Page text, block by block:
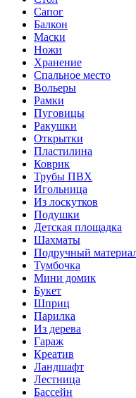
Сапог
Балкон
Маски
Ножи
Хранение
Спальное место
Вольеры
Рамки
Пуговицы
Ракушки
Открытки
Пластилина
Коврик
Трубы ПВХ
Игольница
Из лоскутков
Подушки
Детская площадка
Шахматы
Подручный
Тумбочка
Мини домик
Букет
Шприц
Парилка
Из дерева
Гараж
Креатив
Ландшафт
Лестница
Бассейн